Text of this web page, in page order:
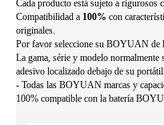
Cada producto está sujeto a rigurosos
Compatibilidad a 100% con
originales.
Por favor seleccione su BOYUAN de
La gama, série y modelo normalmente
adesivo localizado debajo de su portátil.
- Todas las BOYUAN marcas y
100% compatible con la batería